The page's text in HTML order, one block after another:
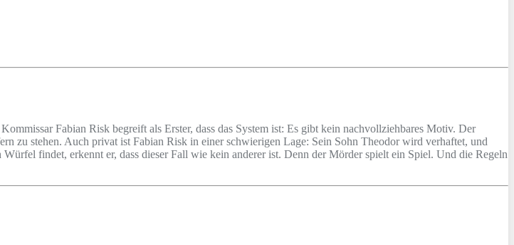
Fabian Risk begreift als Erster, dass das System ist: Es gibt kein nachvollziehbares Motiv. Der
zu stehen. Auch privat ist Fabian Risk in einer schwierigen Lage: Sein Sohn Theodor wird verhaftet, und
findet, erkennt er, dass dieser Fall wie kein anderer ist. Denn der Mörder spielt ein Spiel. Und die Regeln